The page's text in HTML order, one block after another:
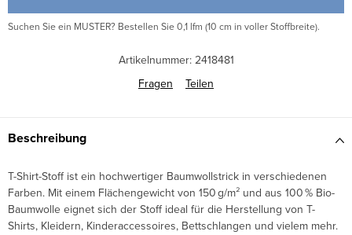
Suchen Sie ein MUSTER? Bestellen Sie 0,1 lfm (10 cm in voller Stoffbreite).
Artikelnummer: 2418481
Fragen
Teilen
Beschreibung
T-Shirt-Stoff ist ein hochwertiger Baumwollstrick in verschiedenen
Farben. Mit einem Flächengewicht von 150 g/m² und aus 100 % Bio-
Baumwolle eignet sich der Stoff ideal für die Herstellung von T-
Shirts, Kleidern, Kinderaccessoires, Bettschlangen und vielem mehr.